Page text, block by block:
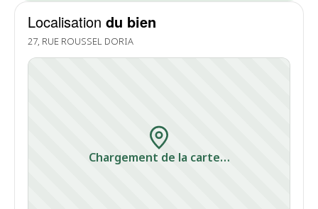
Localisation du bien
27, RUE ROUSSEL DORIA
Chargement de la carte…